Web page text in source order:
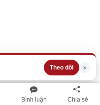
Bình luận Chia sẻ
Theo dõi ×